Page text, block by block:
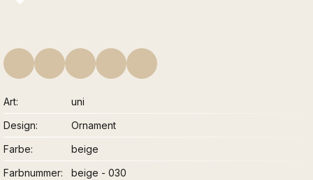
Art
uni
Design
Ornament
Farbe
beige
Farbnummer
beige - 030